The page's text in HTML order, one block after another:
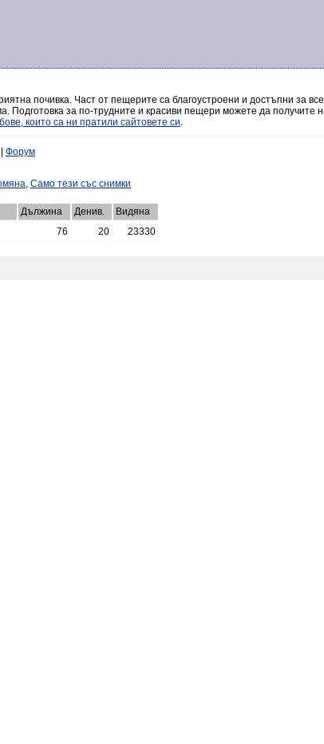
почивка. Част от пещерите са благоустроени и достъпни за
за по-трудните и красиви пещери можете да получите
които са ни пратили сайтовете си.
Форум
, Само тези със снимки
Дължина Денив.
Видяна
76 20 23330